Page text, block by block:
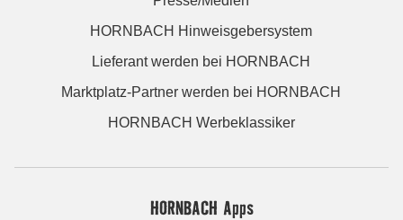
HORNBACH Hinweisgebersystem
Lieferant werden bei HORNBACH
Marktplatz-Partner werden bei HORNBACH
HORNBACH Werbeklassiker
HORNBACH Apps